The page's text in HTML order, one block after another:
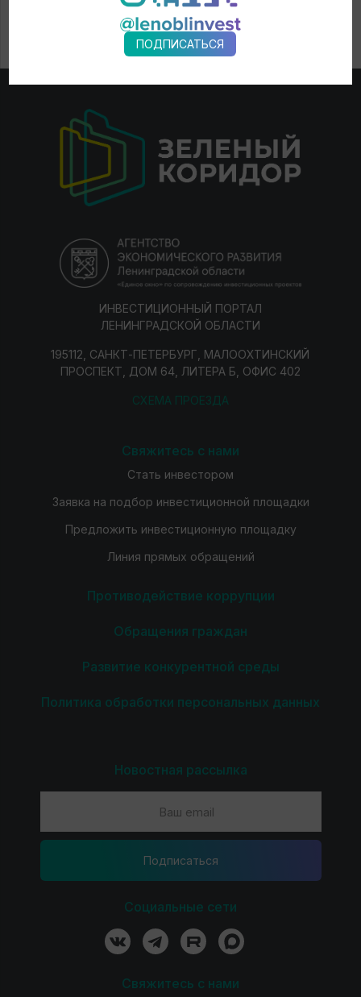
ИНВЕСТИЦИОННЫЙ ПОРТАЛ
ЛЕНИНГРАДСКОЙ ОБЛАСТИ
195112, САНКТ-ПЕТЕРБУРГ, МАЛООХТИНСКИЙ
ПРОСПЕКТ, ДОМ 64, ЛИТЕРА Б, ОФИС 402
СХЕМА ПРОЕЗДА
Свяжитесь с нами
Стать инвестором
Заявка на подбор инвестиционной площадки
Предложить инвестиционную площадку
Линия прямых обращений
Противодействие коррупции
Обращения граждан
Развитие конкурентной среды
Политика обработки персональных данных
Новостная рассылка
Подпиcаться
Социальные сети
Свяжитесь с нами
ПОДПИСАТЬСЯ